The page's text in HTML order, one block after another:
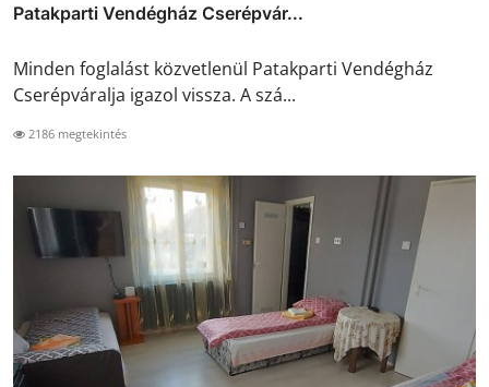
Patakparti Vendégház Cserépvár...
Minden foglalást közvetlenül Patakparti Vendégház
Cserépváralja igazol vissza. A szá...
2186 megtekintés